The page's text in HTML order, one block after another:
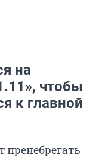
на
чтобы
к главной